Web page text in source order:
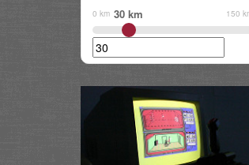
0 km 150
30 km